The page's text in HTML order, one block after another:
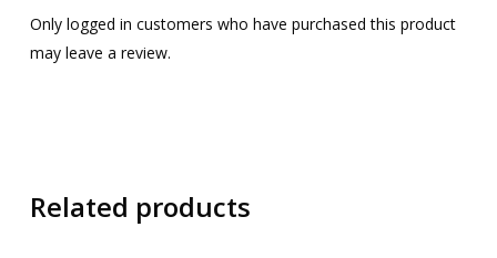
Only logged in customers who have purchased this product
may leave a review.
Related products